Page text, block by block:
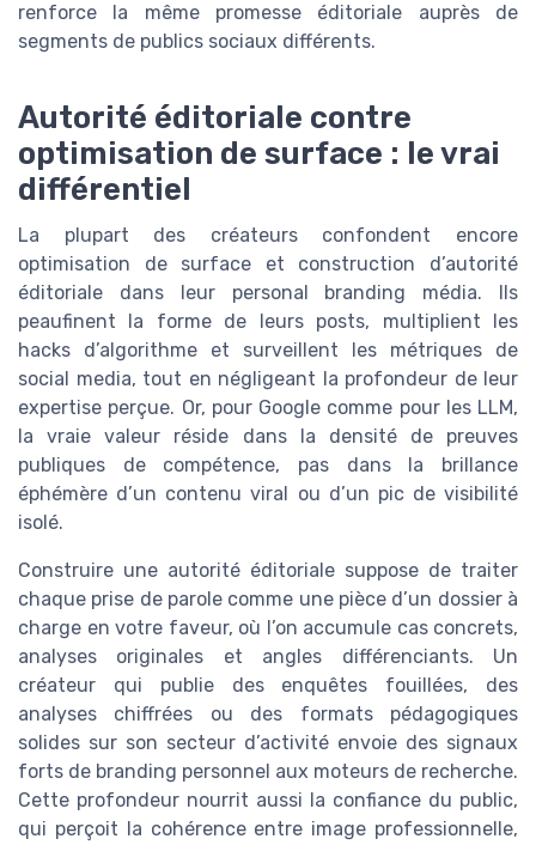
renforce la même promesse éditoriale auprès de
segments de publics sociaux différents.
Autorité éditoriale contre
optimisation de surface : le vrai
différentiel
La plupart des créateurs confondent encore
optimisation de surface et construction d’autorité
éditoriale dans leur personal branding média. Ils
peaufinent la forme de leurs posts, multiplient les
hacks d’algorithme et surveillent les métriques de
social media, tout en négligeant la profondeur de leur
expertise perçue. Or, pour Google comme pour les LLM,
la vraie valeur réside dans la densité de preuves
publiques de compétence, pas dans la brillance
éphémère d’un contenu viral ou d’un pic de visibilité
isolé.
Construire une autorité éditoriale suppose de traiter
chaque prise de parole comme une pièce d’un dossier à
charge en votre faveur, où l’on accumule cas concrets,
analyses originales et angles différenciants. Un
créateur qui publie des enquêtes fouillées, des
analyses chiffrées ou des formats pédagogiques
solides sur son secteur d’activité envoie des signaux
forts de branding personnel aux moteurs de recherche.
Cette profondeur nourrit aussi la confiance du public,
qui perçoit la cohérence entre image professionnelle,